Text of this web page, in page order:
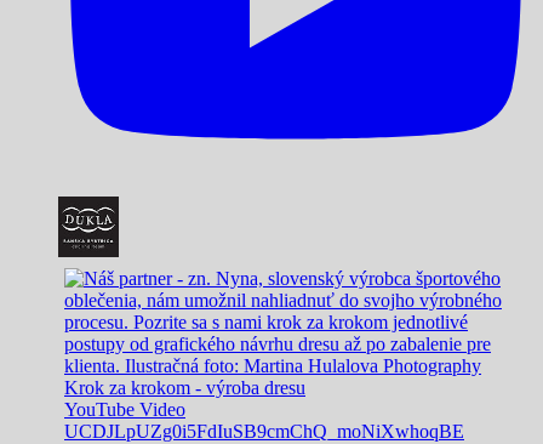
Krok za krokom - výroba dresu
YouTube Video
UCDJLpUZg0i5FdIuSB9cmChQ_moNiXwhoqBE